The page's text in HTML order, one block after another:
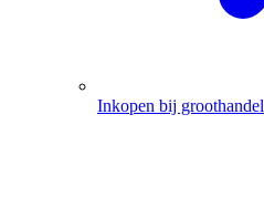
Inkopen bij groothandel